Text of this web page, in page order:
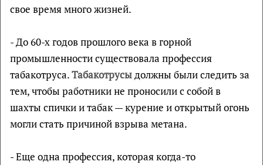
свое время много жизней.
- До 60-х годов прошлого века в горной
промышленности существовала профессия
табакотруса.Табакотрусыдолжны были следить за
тем, чтобы работники не проносили с собой в
шахты спички и табак — курение и открытый огонь
могли стать причиной взрыва метана.
- Еще одна профессия, которая когда-то